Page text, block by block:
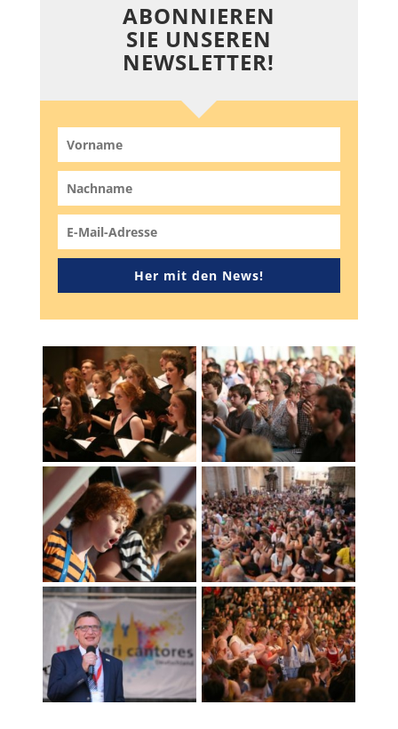
ABONNIEREN
SIE UNSEREN
NEWSLETTER!
Her mit den News!